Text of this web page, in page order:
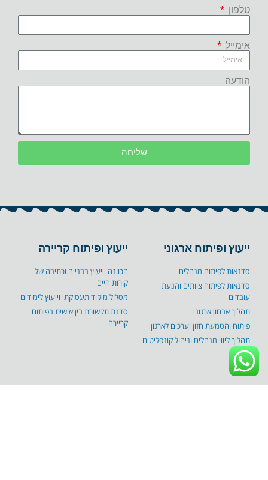
טלפון
אימייל
הודעה
שליחה
ייעוץ ופיתוח ארגוני
סדנאות לפיתוח מנהלים
סדנאות לפיתוח צוותים והנעת
עובדים
תהליך אבחון ארגוני
פיתוח והטמעת חזון וערכים לארגון
תהליך ליווי מנהלים וניהול קונפליטים
ייעוץ ופיתוח קריירה
הכוונה וייעוץ בבנייה וכתיבה של
קורות חיים
מסלול מיקוד תעסוקתי וייעוץ לימודים
סדנת תקשורת בין אישית בפיתוח
קריירה
שימושים